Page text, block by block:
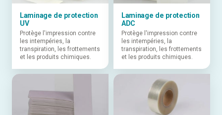
Laminage de protection
UV
Protège l'impression contre
les intempéries, la
transpiration, les frottements
et les produits chimiques.
Laminage de protection
ADC
Protège l'impression contre
les intempéries, la
transpiration, les frottements
et les produits chimiques.